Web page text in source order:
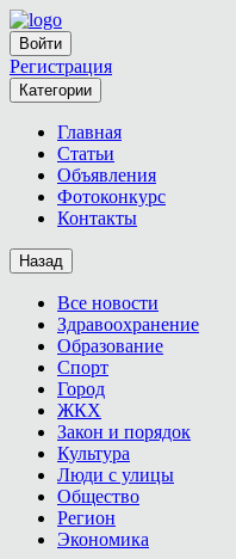
Войти
Регистрация
Категории
Главная
Статьи
Объявления
Фотоконкурс
Контакты
Назад
Все новости
Здравоохранение
Образование
Спорт
Город
ЖКХ
Закон и порядок
Культура
Люди с улицы
Общество
Регион
Экономика